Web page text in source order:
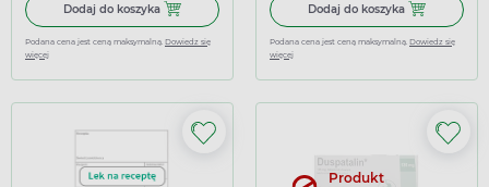
Dodaj do koszyka Dodaj do koszyka Duspatalin retard 200 mg, 60
Podana cena jest ceną maksymalną. Dowiedz się
więcej
Dodaj do koszyka Dodaj do
Podana cena jest ceną maksymalną. Dowiedz się
więcej
Produkt